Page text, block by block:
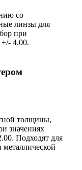
со
линзы для
при
4.00.
толщины,
значениях
Подходят для
металлической